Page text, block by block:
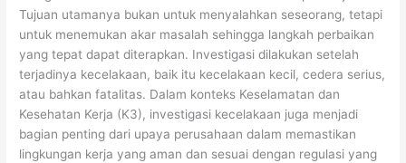
Tujuan utamanya bukan untuk menyalahkan seseorang, tetapi
untuk menemukan akar masalah sehingga langkah perbaikan
yang tepat dapat diterapkan. Investigasi dilakukan setelah
terjadinya kecelakaan, baik itu kecelakaan kecil, cedera serius,
atau bahkan fatalitas. Dalam konteks Keselamatan dan
Kesehatan Kerja (K3), investigasi kecelakaan juga menjadi
bagian penting dari upaya perusahaan dalam memastikan
lingkungan kerja yang aman dan sesuai dengan regulasi yang